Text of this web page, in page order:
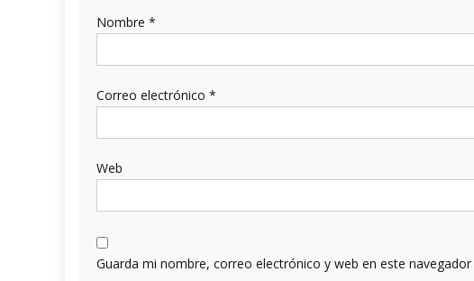
Nombre *
Correo electrónico *
Web
Guarda mi nombre, correo electrónico y web en este